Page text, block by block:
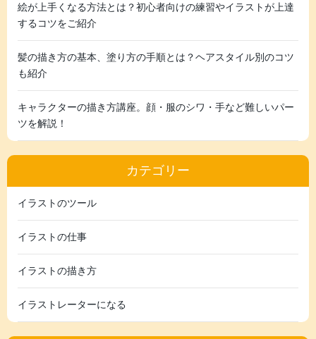
絵が上手くなる方法とは？初心者向けの練習やイラストが上達
するコツをご紹介
髪の描き方の基本、塗り方の手順とは？ヘアスタイル別のコツ
も紹介
キャラクターの描き方講座。顔・服のシワ・手など難しいパー
ツを解説！
カテゴリー
イラストのツール
イラストの仕事
イラストの描き方
イラストレーターになる